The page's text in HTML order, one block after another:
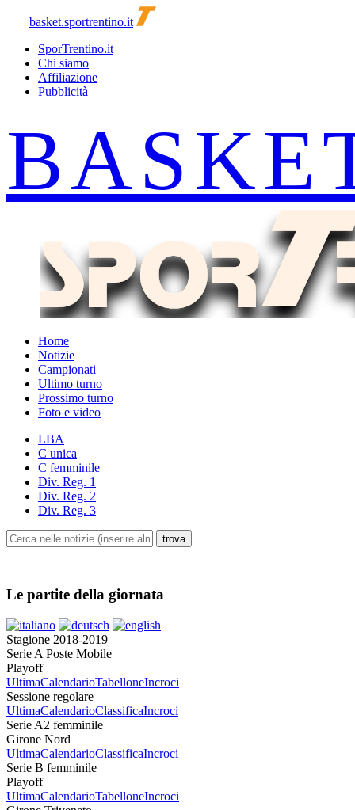
basket.sportrentino.it
SporTrentino.it
Chi siamo
Affiliazione
Pubblicità
Home
Notizie
Campionati
Ultimo turno
Prossimo turno
Foto e video
LBA
C unica
C femminile
Div. Reg. 1
Div. Reg. 2
Div. Reg. 3
Le partite della giornata
Stagione 2018-2019
Serie A Poste Mobile
Playoff
UltimaCalendarioTabelloneIncroci
Sessione regolare
UltimaCalendarioClassificaIncroci
Serie A2 femminile
Girone Nord
UltimaCalendarioClassificaIncroci
Serie B femminile
Playoff
UltimaCalendarioTabelloneIncroci